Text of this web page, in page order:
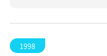
1998